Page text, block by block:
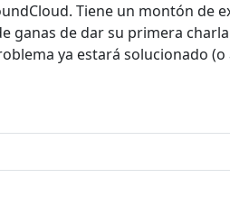
Tiene un montón de
ganas de dar su primera
ya estará solucionado